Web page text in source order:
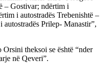
– Gostivar; ndërtim i
i autostradës Trebenishtë –
Prilep- Manastir”,
theksoi se është “nder
në Qeveri”.